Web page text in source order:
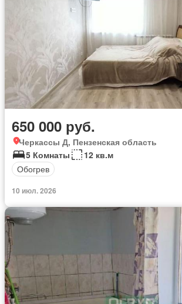
650 000 руб.
Черкассы Д, Пензенская область
5 Комнаты
12 кв.м
Обогрев
10 июл. 2026